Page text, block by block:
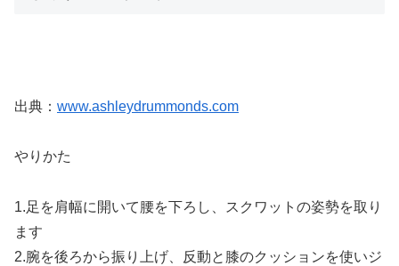
出典： www.ashleydrummonds.com
やりかた
1.足を肩幅に開いて腰を下ろし、スクワットの姿勢を取り
ます
2.腕を後ろから振り上げ、反動と膝のクッションを使いジ